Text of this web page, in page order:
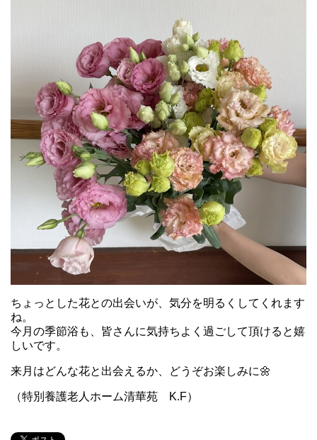
ちょっとした花との出会いが、気分を明るくしてくれます
ね。
今月の季節浴も、皆さんに気持ちよく過ごして頂けると嬉
しいです。
来月はどんな花と出会えるか、どうぞお楽しみに🌼
（特別養護老人ホーム清華苑 K.F）